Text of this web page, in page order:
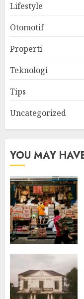
Lifestyle
Otomotif
Properti
Teknologi
Tips
Uncategorized
YOU MAY